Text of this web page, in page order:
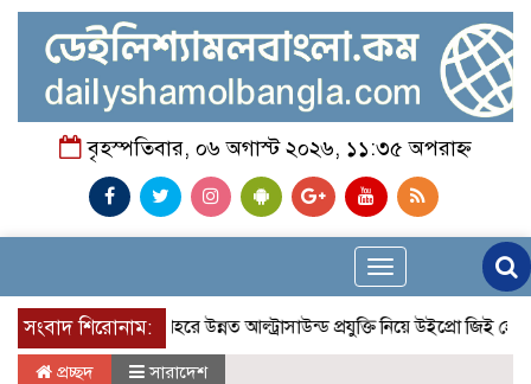
বৃহস্পতিবার, ০৬ অগাস্ট ২০২৬, ১১:৩৫ অপরাহ্ন
Toggle
navigation
সংবাদ শিরোনাম:
প্রান্তিক শহরে উন্নত আল্ট্রাসাউন্ড প্রযুক্তি নিয়ে উইপ্রো জিই
প্রচ্ছদ সারাদেশ